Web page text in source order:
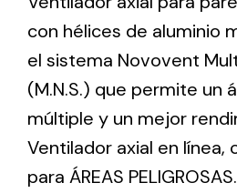
Ventilation
The incorporation of
meant a greater offer of
different uses
con hélices de aluminio
el sistema Novovent
(M.N.S.) que permite un
múltiple y un mejor
Ventilador axial en línea,
para ÁREAS